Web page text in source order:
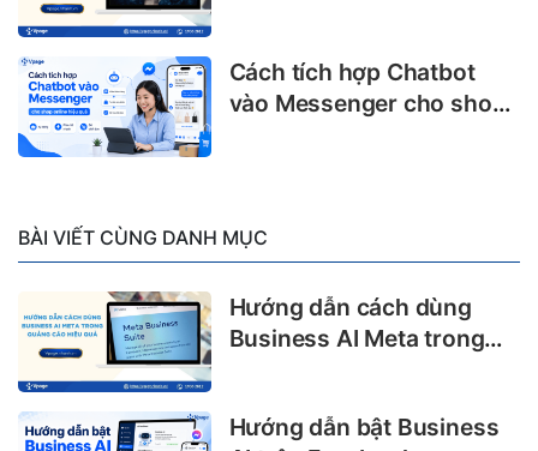
Cách tích hợp Chatbot
vào Messenger cho shop
BÀI VIẾT CÙNG DANH MỤC
Hướng dẫn cách dùng
Business AI Meta trong
Hướng dẫn bật Business